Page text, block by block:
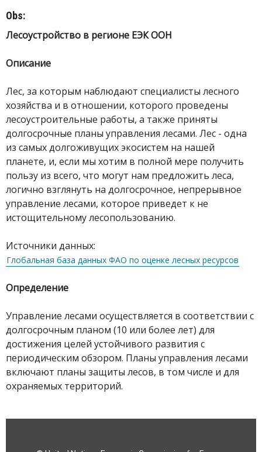
Obs:
Лесоустройство в регионе ЕЭК ООН
Описание
Лес, за которым наблюдают специалисты лесного
хозяйства и в отношении, которого проведены
лесоустроительные работы, а также приняты
долгосрочные планы управления лесами. Лес - одна
из самых долгоживущих экосистем на нашей
планете, и, если мы хотим в полной мере получить
пользу из всего, что могут нам предложить леса,
логично взглянуть на долгосрочное, непрерывное
управление лесами, которое приведет к не
истощительному лесопользованию.
Источники данных:
Глобальная база данных ФАО по оценке лесных ресурсов
Определение
Управление лесами осуществляется в соответствии с
долгосрочным планом (10 или более лет) для
достижения целей устойчивого развития с
периодическим обзором. Планы управления лесами
включают планы защиты лесов, в том числе и для
охраняемых территорий.